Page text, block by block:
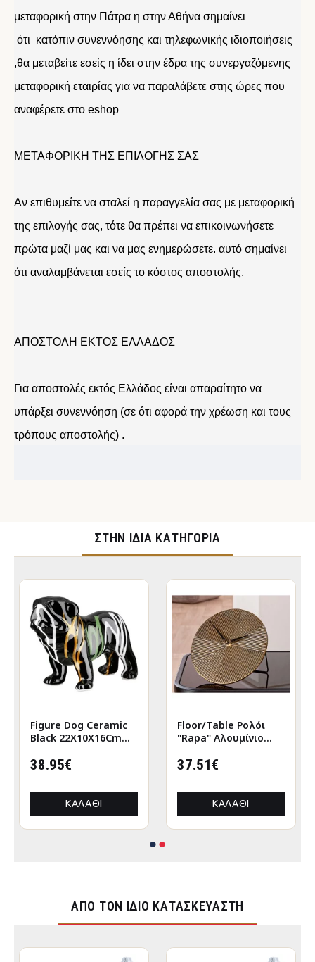
μεταφορική στην Πάτρα η στην Αθήνα σημαίνει
ότι κατόπιν συνεννόησης και τηλεφωνικής ιδιοποιήσεις
,θα μεταβείτε εσείς η ίδει στην έδρα της συνεργαζόμενης
μεταφορική εταιρίας για να παραλάβετε στης ώρες που
αναφέρετε στο eshop
ΜΕΤΑΦΟΡΙΚΗ ΤΗΣ ΕΠΙΛΟΓΗΣ ΣΑΣ
Αν επιθυμείτε να σταλεί η παραγγελία σας με μεταφορική
της επιλογής σας, τότε θα πρέπει να επικοινωνήσετε
πρώτα μαζί μας και να μας ενημερώσετε. αυτό σημαίνει
ότι αναλαμβάνεται εσείς το κόστος αποστολής.
ΑΠΟΣΤΟΛΗ ΕΚΤΟΣ ΕΛΛΑΔΟΣ
Για αποστολές εκτός Ελλάδος είναι απαραίτητο να
υπάρξει συνεννόηση (σε ότι αφορά την χρέωση και τους
τρόπους αποστολής) .
ΣΤΉΝ ΊΔΙΑ ΚΑΤΗΓΟΡΊΑ
Figure Dog Ceramic
Black 22X10X16Cm
38.95€
ΚΑΛΆΘΙ
Floor/Table Ρολόι
"Rapa" Αλουμίνιο
155 cm D. 205 cm
37.51€
ΚΑΛΆΘΙ
ΑΠΌ ΤΟΝ ΊΔΙΟ ΚΑΤΑΣΚΕΥΑΣΤΉ